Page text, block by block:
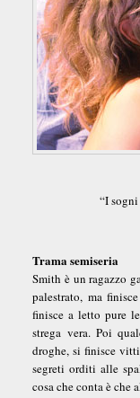
“I
Trama semiseria
Smith è un ragazzo
palestrato, ma
finisce a letto pure
strega vera. Poi
droghe, si finisce
segreti orditi alle
cosa che conta è che